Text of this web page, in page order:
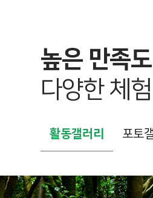
높은 만족
다양한 체
활동갤러리 포토